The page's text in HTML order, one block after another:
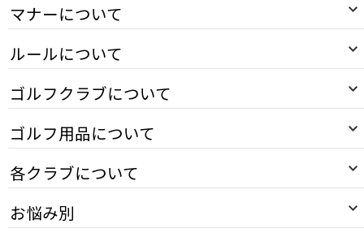
マナーについて
ルールについて
ゴルフクラブについて
ゴルフ用品について
各クラブについて
お悩み別